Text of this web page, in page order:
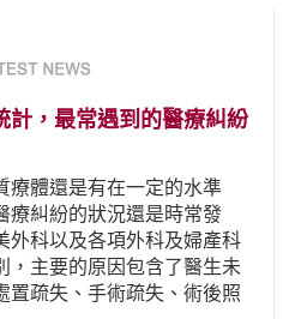
計，最常遇到的醫療糾紛
療體還是有在一定的水準
療糾紛的狀況還是時常發
外科以及各項外科及婦產科
，主要的原因包含了醫生未
置疏失、手術疏失、術後照